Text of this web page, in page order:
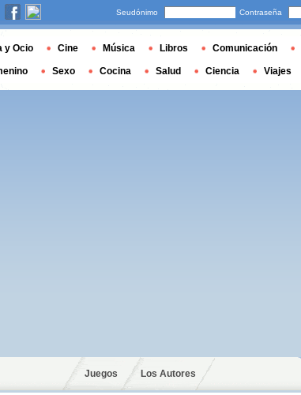
Juegos Los Autores
Seudónimo Contraseña
y Ocio Cine Música Libros Comunicación
Sexo Cocina Salud Ciencia Viajes